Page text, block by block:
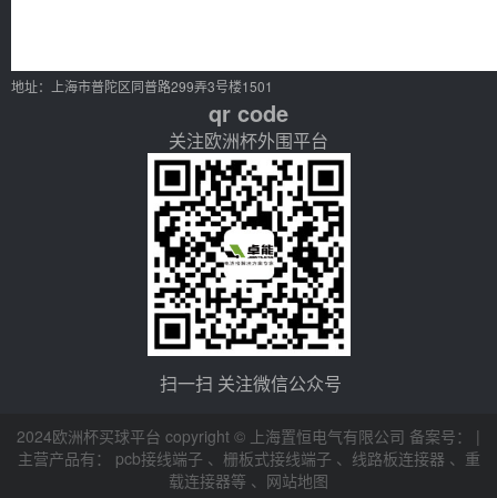
地址：上海市普陀区同普路299弄3号楼1501
qr code
关注欧洲杯外围平台
扫一扫 关注微信公众号
2024欧洲杯买球平台 copyright © 上海置恒电气有限公司 备案号： |
主营产品有： pcb接线端子 、 栅板式接线端子 、 线路板连接器 、 重
载连接器等 、 网站地图